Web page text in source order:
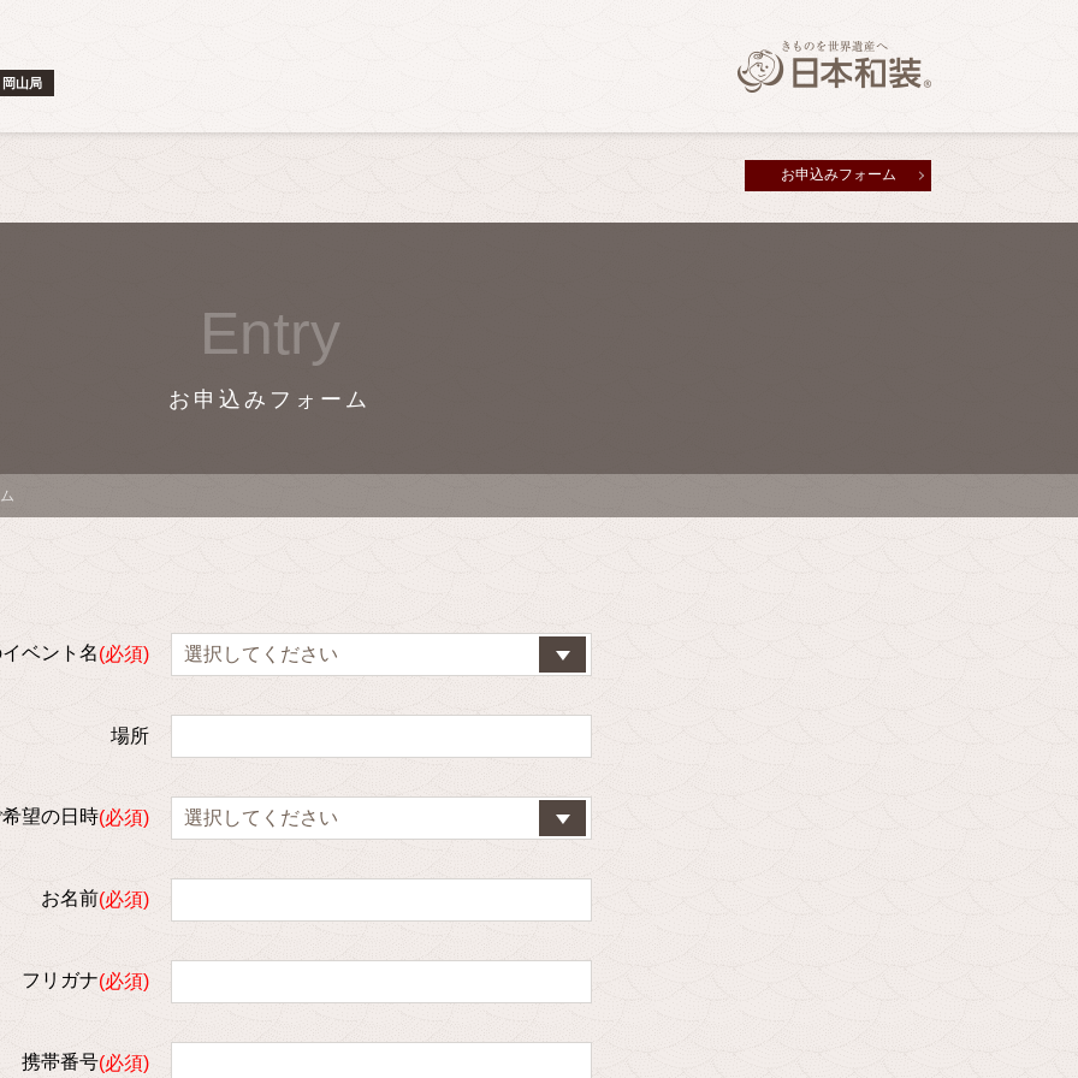
岡山局
お申込みフォーム
Entry
お申込みフォーム
ベント名
場所
望の日時
お名前
フリガナ
携帯番号